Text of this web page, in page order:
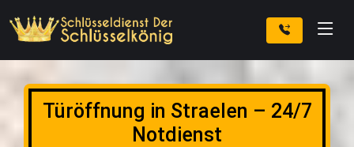
Türöffnung in Straelen – 24/7
Notdienst